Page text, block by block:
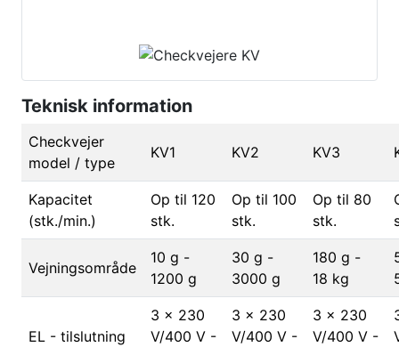
Teknisk information
Checkvejer
model / type
KV1 KV2 KV3
Kapacitet
(stk./min.)
Op til 120
stk.
Op til 100
stk.
Op til 80
stk.
Vejningsområde
10 g -
1200 g
30 g -
3000 g
180 g -
18 kg
EL - tilslutning
3 x 230
V/400 V -
3 x 230
V/400 V -
3 x 230
V/400 V -